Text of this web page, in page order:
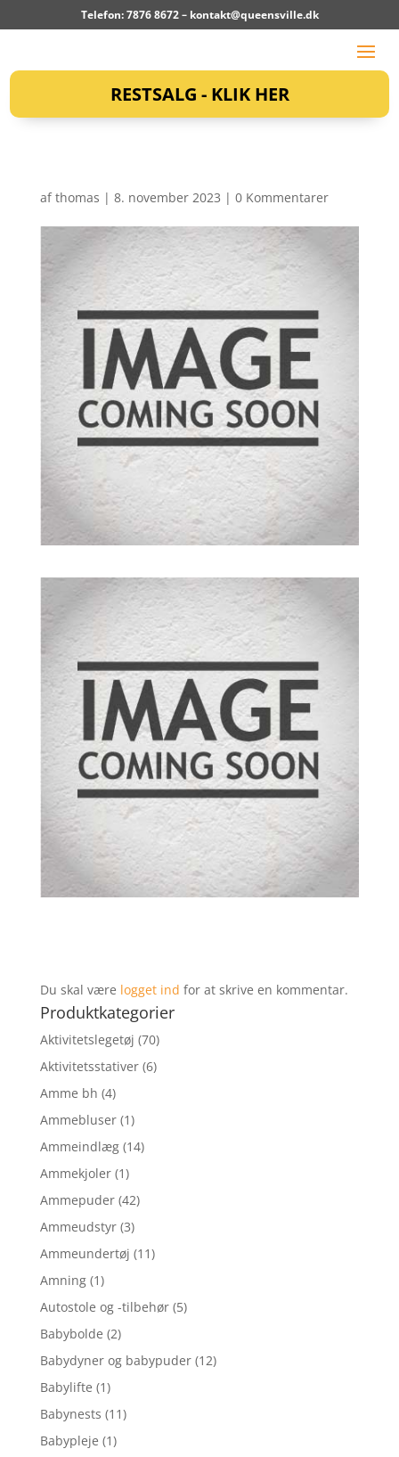
Telefon: 7876 8672 – kontakt@queensville.dk
RESTSALG - KLIK HER
afthomas | 8. november 2023 | 0 Kommentarer
Du skal være logget ind for at skrive en kommentar.
Produktkategorier
Aktivitetslegetøj (70)
Aktivitetsstativer (6)
Amme bh (4)
Ammebluser (1)
Ammeindlæg (14)
Ammekjoler (1)
Ammepuder (42)
Ammeudstyr (3)
Ammeundertøj (11)
Amning (1)
Autostole og -tilbehør (5)
Babybolde (2)
Babydyner og babypuder (12)
Babylifte (1)
Babynests (11)
Babypleje (1)